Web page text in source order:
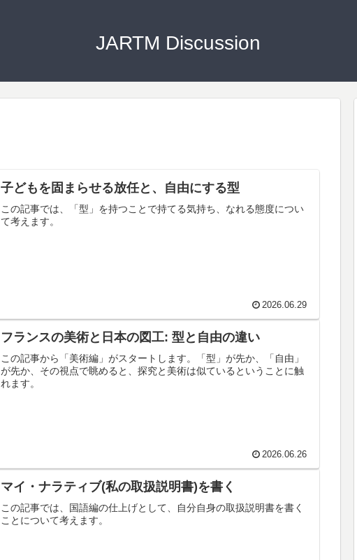
JARTM Discussion
子どもを固まらせる放任と、自由にする型
この記事では、「型」を持つことで持てる気持ち、なれる態度につい
て考えます。
2026.06.29
フランスの美術と日本の図工: 型と自由の違い
この記事から「美術編」がスタートします。「型」が先か、「自由」
が先か、その視点で眺めると、探究と美術は似ているということに触
れます。
2026.06.26
マイ・ナラティブ(私の取扱説明書)を書く
この記事では、国語編の仕上げとして、自分自身の取扱説明書を書く
ことについて考えます。